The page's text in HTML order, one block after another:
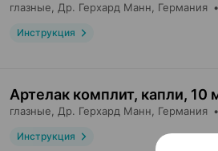
глазные, Др. Герхард Манн , Германия •
Инструкция
Артелак комплит, капли, 10
глазные, Др. Герхард Манн , Германия •
Инструкция